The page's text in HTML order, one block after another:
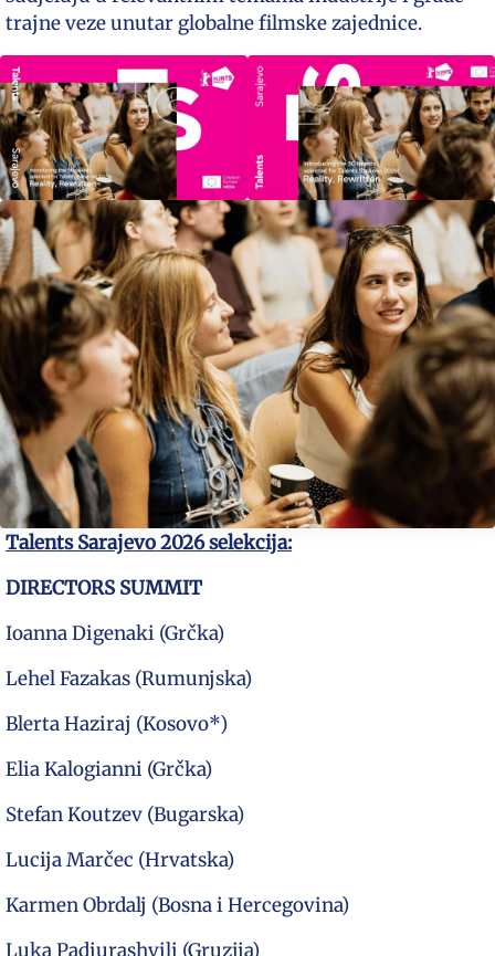
trajne veze unutar globalne filmske zajednice.
Talents Sarajevo 2026 selekcija:
DIRECTORS SUMMIT
Ioanna Digenaki (Grčka)
Lehel Fazakas (Rumunjska)
Blerta Haziraj (Kosovo*)
Elia Kalogianni (Grčka)
Stefan Koutzev (Bugarska)
Lucija Marčec (Hrvatska)
Karmen Obrdalj (Bosna i Hercegovina)
Luka Padiurashvili (Gruzija)